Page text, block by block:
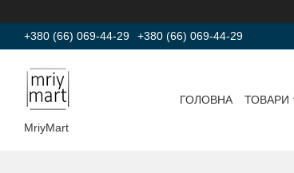
+380 (66) 069-44-29 +380 (66) 069-44-29
MriyMart
ГОЛОВНА ТОВАРИ